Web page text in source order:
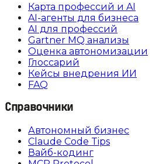
Карта профессий и AI
AI-агенты для бизнеса
AI для профессий
Gartner MQ анализы
Оценка автономизации
Глоссарий
Кейсы внедрения ИИ
FAQ
Справочники
Автономный бизнес
Claude Code Tips
Вайб-кодинг